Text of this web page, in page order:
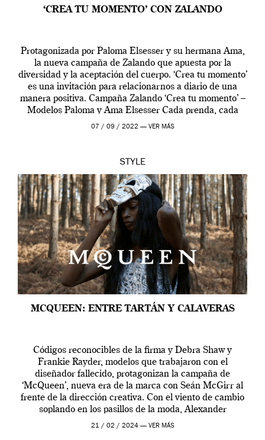
‘CREA TU MOMENTO’ CON ZALANDO
Protagonizada por Paloma Elsesser y su hermana Ama,
la nueva campaña de Zalando que apuesta por la
diversidad y la aceptación del cuerpo. ‘Crea tu momento’
es una invitación para relacionarnos a diario de una
manera positiva. Campaña Zalando ‘Crea tu momento’ –
Modelos Paloma y Ama Elsesser Cada prenda, cada
outfit, cada momento, caracteriza […]
07 / 09 / 2022 — VER MÁS
STYLE
MCQUEEN: ENTRE TARTÁN Y CALAVERAS
Códigos reconocibles de la firma y Debra Shaw y
Frankie Rayder, modelos que trabajaron con el
diseñador fallecido, protagonizan la campaña de
‘McQueen’, nueva era de la marca con Seán McGirr al
frente de la dirección creativa. Con el viento de cambio
soplando en los pasillos de la moda, Alexander
McQueen se prepara para una […]
21 / 02 / 2024 — VER MÁS